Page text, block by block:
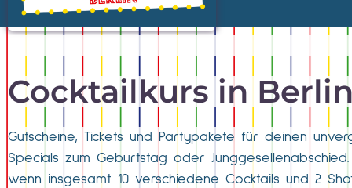
Cocktailkurs in
Gutscheine, Tickets und Partypakete für deinen
Specials zum Geburtstag oder
wenn insgesamt 10 verschiedene Cocktails und 2